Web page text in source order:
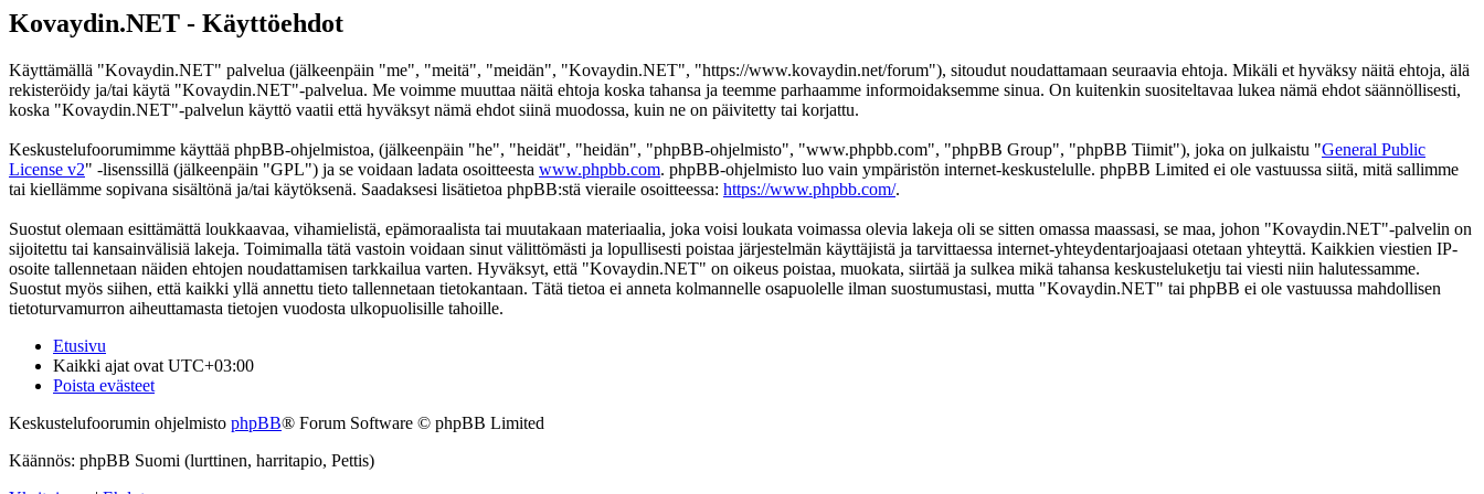
Kovaydin.NET - Käyttöehdot
Käyttämällä "Kovaydin.NET" palvelua (jälkeenpäin "me", "meitä", "meidän", "Kovaydin.NET", "https://www.kovaydin.net/forum"), sitoudut noudattamaan seuraavia ehtoja. Mikäli et hyväksy näitä ehtoja, älä
rekisteröidy ja/tai käytä "Kovaydin.NET"-palvelua. Me voimme muuttaa näitä ehtoja koska tahansa ja teemme parhaamme informoidaksemme sinua. On kuitenkin suositeltavaa lukea nämä ehdot säännöllisesti,
koska "Kovaydin.NET"-palvelun käyttö vaatii että hyväksyt nämä ehdot siinä muodossa, kuin ne on päivitetty tai korjattu.
Keskustelufoorumimme käyttää phpBB-ohjelmistoa, (jälkeenpäin "he", "heidät", "heidän", "phpBB-ohjelmisto", "www.phpbb.com", "phpBB Group", "phpBB Tiimit"), joka on julkaistu "General Public
License v2" -lisenssillä (jälkeenpäin "GPL") ja se voidaan ladata osoitteesta www.phpbb.com. phpBB-ohjelmisto luo vain ympäristön internet-keskustelulle. phpBB Limited ei ole vastuussa siitä, mitä sallimme
tai kiellämme sopivana sisältönä ja/tai käytöksenä. Saadaksesi lisätietoa phpBB:stä vieraile osoitteessa: https://www.phpbb.com/.
Suostut olemaan esittämättä loukkaavaa, vihamielistä, epämoraalista tai muutakaan materiaalia, joka voisi loukata voimassa olevia lakeja oli se sitten omassa maassasi, se maa, johon "Kovaydin.NET"-palvelin on
sijoitettu tai kansainvälisiä lakeja. Toimimalla tätä vastoin voidaan sinut välittömästi ja lopullisesti poistaa järjestelmän käyttäjistä ja tarvittaessa internet-yhteydentarjoajaasi otetaan yhteyttä. Kaikkien viestien IP-
osoite tallennetaan näiden ehtojen noudattamisen tarkkailua varten. Hyväksyt, että "Kovaydin.NET" on oikeus poistaa, muokata, siirtää ja sulkea mikä tahansa keskusteluketju tai viesti niin halutessamme.
Suostut myös siihen, että kaikki yllä annettu tieto tallennetaan tietokantaan. Tätä tietoa ei anneta kolmannelle osapuolelle ilman suostumustasi, mutta "Kovaydin.NET" tai phpBB ei ole vastuussa mahdollisen
tietoturvamurron aiheuttamasta tietojen vuodosta ulkopuolisille tahoille.
Etusivu
Kaikki ajat ovat UTC+03:00
Poista evästeet
Keskustelufoorumin ohjelmisto phpBB® Forum Software © phpBB Limited
Käännös: phpBB Suomi (lurttinen, harritapio, Pettis)